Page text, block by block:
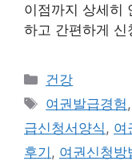
이점까지 상세히
하고 간편하게 신
카
테
고
리
건강
태
그
여권발급경험 ,
급신청서양식 , 여
후기 , 여권신청방